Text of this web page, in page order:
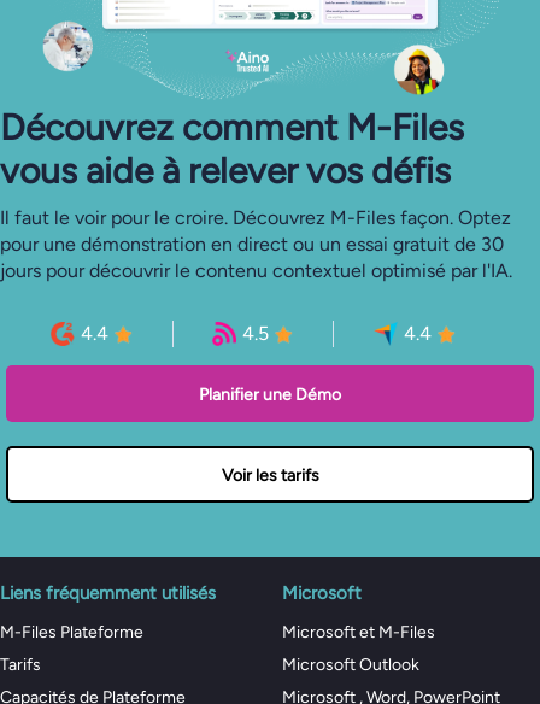
Découvrez comment M-Files
vous aide à relever vos défis
Il faut le voir pour le croire. Découvrez M-Files façon. Optez
pour une démonstration en direct ou un essai gratuit de 30
jours pour découvrir le contenu contextuel optimisé par l'IA.
4.4 4.5 4.4
Planifier une Démo
Voir les tarifs
Liens fréquemment utilisés
M-Files Plateforme
Tarifs
Capacités de Plateforme
Microsoft
Microsoft et M-Files
Microsoft Outlook
Microsoft , Word, PowerPoint